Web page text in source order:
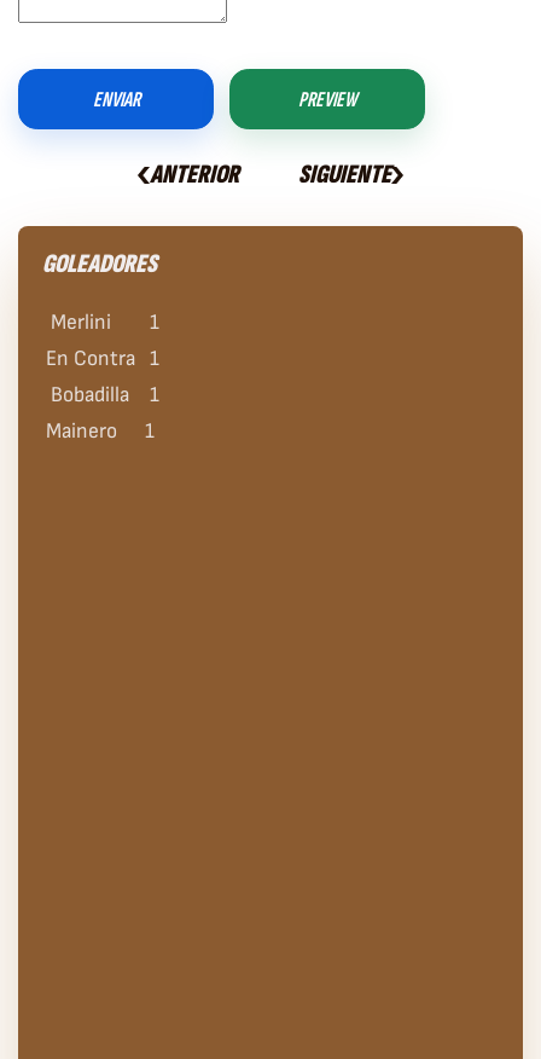
ENVIAR PREVIEW
ANTERIOR SIGUIENTE
GOLEADORES
Merlini
1
En Contra 1
Bobadilla
1
Mainero
1